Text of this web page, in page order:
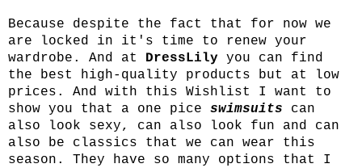
Because despite the fact that for now we
are locked in it's time to renew your
wardrobe. And at DressLily you can find
the best high-quality products but at low
prices. And with this Wishlist I want to
show you that a one pice swimsuits can
also look sexy, can also look fun and can
also be classics that we can wear this
season. They have so many options that I